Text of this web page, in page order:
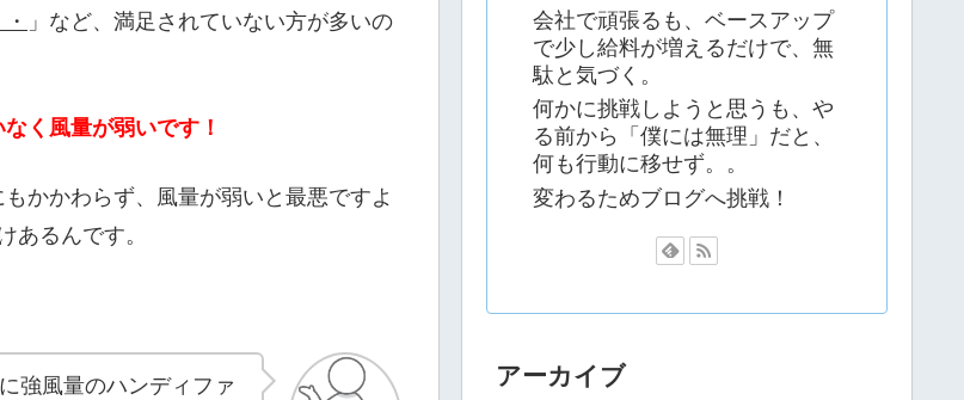
」など、満足されていない方が多いの
く風量が弱いです！
かかわらず、風量が弱いと最悪ですよ
あるんです。
強風量のハンディファ
会社で頑張るも、ベースアップ
で少し給料が増えるだけで、無
駄と気づく。
何かに挑戦しようと思うも、や
る前から「僕には無理」だと、
何も行動に移せず。。
変わるためブログへ挑戦！
アーカイブ